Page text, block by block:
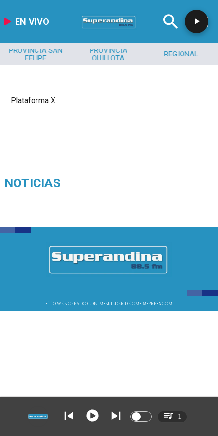
EN VIVO
PROVINCIA SAN
FELIPE
PROVINCIA
QUILLOTA
REGIONAL
Plataforma X
NOTICIAS
SITIO WEB CREADO CON MSBUILDER DE CMS-MSPRESS.COM
1